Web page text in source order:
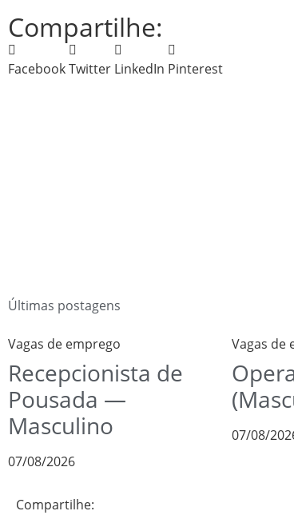
Compartilhe:
FacebookTwitter LinkedIn Pinterest
Últimas postagens
Vagas de emprego
Recepcionista de
Pousada —
Masculino
07/08/2026
Vagas de
07/08/
Compartilhe: